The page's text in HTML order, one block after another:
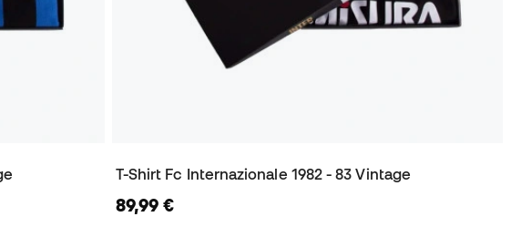
T-Shirt Fc Internazionale 1982 - 83 Vintage
89,99 €